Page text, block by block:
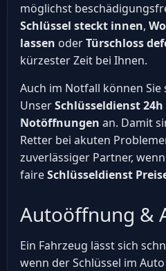
möglichst
Schlüssel steckt innen,
lassen oderTürschloss
kürzester Zeit bei Ihnen.
Auch im Notfall können Sie
UnserSchlüsseldienst 24h
Notöffnungen an. Damit
Retter bei akuten
zuverlässiger Partner,
faireSchlüsseldienst
Autoöffnung &
Ein Fahrzeug lässt sich
wenn der Schlüssel im